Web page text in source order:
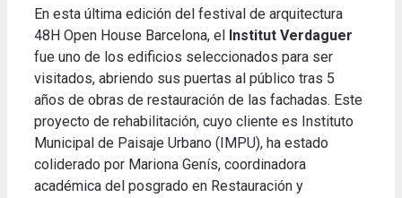
En esta última edición del festival de arquitectura
48H Open House Barcelona, el
Institut Verdaguer
fue uno de los edificios seleccionados para ser
visitados, abriendo sus puertas al público tras 5
años de obras de restauración de las fachadas. Este
proyecto de rehabilitación, cuyo cliente es Instituto
Municipal de Paisaje Urbano (IMPU), ha estado
coliderado por Mariona Genís, coordinadora
académica del posgrado en Restauración y